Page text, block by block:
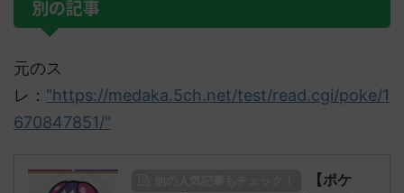
別の記事
元のス
レ： "https://medaka.5ch.net/test/read.cgi/poke/1
670847851/"
【ポケ